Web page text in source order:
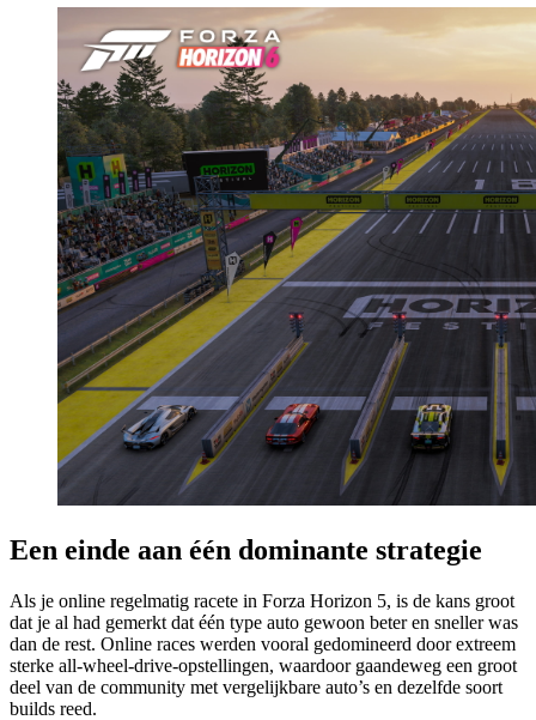
Een einde aan één dominante strategie
Als je online regelmatig racete in Forza Horizon 5, is de kans groot
dat je al had gemerkt dat één type auto gewoon beter en sneller was
dan de rest. Online races werden vooral gedomineerd door extreem
sterke all-wheel-drive-opstellingen, waardoor gaandeweg een groot
deel van de community met vergelijkbare auto’s en dezelfde soort
builds reed.